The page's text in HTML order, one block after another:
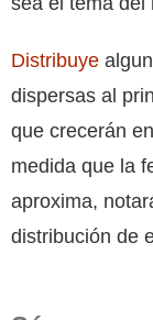
Distribuye
dispersas al
que crecerán
medida que la
aproxima,
distribución de